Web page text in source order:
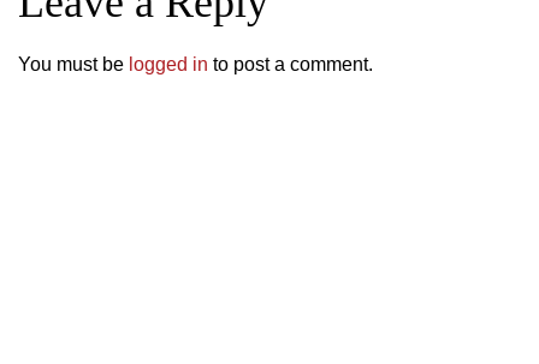
You must be logged in to post a comment.